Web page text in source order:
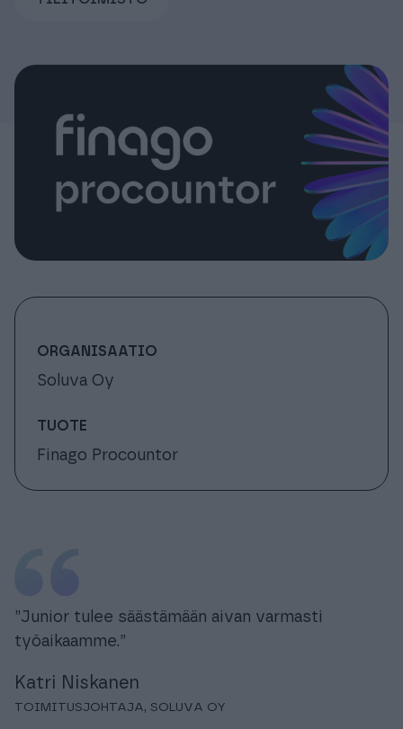
Meistä & Ajankohtaista
Tilaa Procountor
Kokeile maksutta
”Junior tulee säästämään aivan varmasti
työaikaamme.”
Katri Niskanen
TOIMITUSJOHTAJA, SOLUVA OY
ORGANISAATIO
Soluva Oy
TUOTE
Finago Procountor